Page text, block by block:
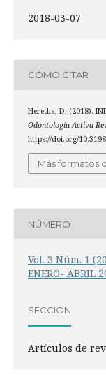
2018-03-07
CÓMO CITAR
Heredia, D. (2018).
Odontología Activa
https://doi.org/
Más formatos
NÚMERO
Vol. 3 Núm. 1
ENERO- ABRIL
SECCIÓN
Artículos de